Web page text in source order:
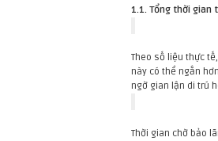
1.1. Tổng thời gian
Theo số liệu thực
này có thể ngắn
ngờ gian lận di trú
Thời gian chờ bảo